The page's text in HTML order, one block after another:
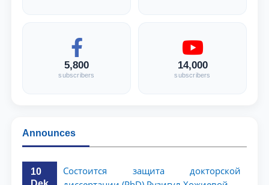
5,800
subscribers
14,000
subscribers
Announces
10
Состоится защита докторской